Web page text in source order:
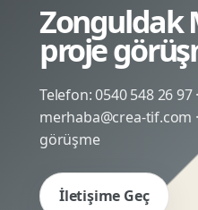
Zonguldak
proje
Telefon:0540 548 26 97
merhaba@crea-tif.com
görüşme
İletişime Geç